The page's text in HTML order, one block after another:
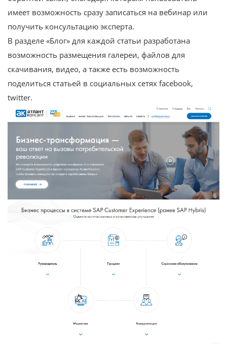
имеет возможность сразу записаться на вебинар или
получить консультацию эксперта.
В разделе «Блог» для каждой статьи разработана
возможность размещения галереи, файлов для
скачивания, видео, а также есть возможность
поделиться статьей в социальных сетях facebook,
twitter.